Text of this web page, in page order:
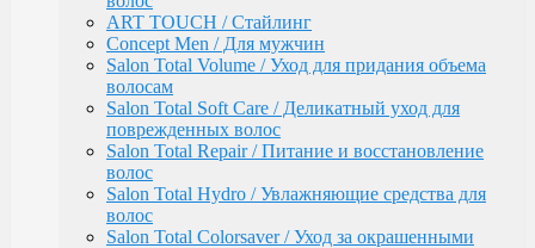
NEXT LEVEL BLOND / Комплекс для создания и
поддержания блонда
DETOX POWER / Уход
BONDING SYSTEM / Уход с бондинг-комплексом
BIOTIN SECRETS / Укрепляющий уход
TEFIA
Окрашивание волос / Ambient, MYPOINT
CALEIDO COLORS / Пигменты прямого
действия
Перманентная крем-краска для волос
Ambient (150 оттенков)
ART TOUCH / Стайлинг
Concept Men / Для мужчин
Salon Total Volume / Уход для придания объема
волосам
Salon Total Soft Care / Деликатный уход для
поврежденных волос
Salon Total Repair / Питание и восстановление
волос
Salon Total Hydro / Увлажняющие средства для
волос
Salon Total Colorsaver / Уход за окрашенными